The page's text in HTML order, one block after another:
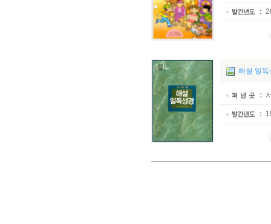
해설 일